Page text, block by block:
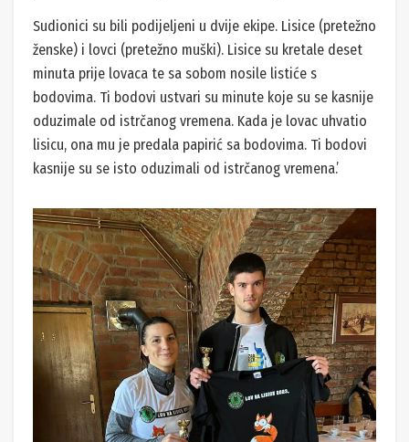
Sudionici su bili podijeljeni u dvije ekipe. Lisice (pretežno
ženske) i lovci (pretežno muški). Lisice su kretale deset
minuta prije lovaca te sa sobom nosile listiće s
bodovima. Ti bodovi ustvari su minute koje su se kasnije
oduzimale od istrčanog vremena. Kada je lovac uhvatio
lisicu, ona mu je predala papirić sa bodovima. Ti bodovi
kasnije su se isto oduzimali od istrčanog vremena.’